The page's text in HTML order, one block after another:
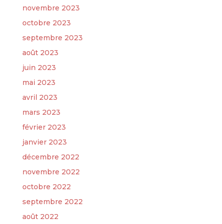
novembre 2023
octobre 2023
septembre 2023
août 2023
juin 2023
mai 2023
avril 2023
mars 2023
février 2023
janvier 2023
décembre 2022
novembre 2022
octobre 2022
septembre 2022
août 2022